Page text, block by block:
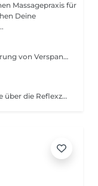
Massagepraxis für
Deine
Eine bewährte Methode, die ich zur Lockerung von Verspannungen, Förderung der Durchblutung und Entspannung der Muskulatur einsetze. Mit gezielten Grifftechniken sorge ich für Dein Wohlbefinden und neue Energie.
Eine wohltuende Druckpunktmassage, die über die Reflexzonen der Füsse den gesamten Körper harmonisiert. Sie fördert die Durchblutung, löst Blockaden und unterstützt die natürliche Regeneration.